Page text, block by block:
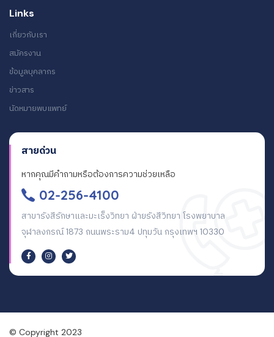
Links
เกี่ยวกับเรา
สมัครงาน
ข้อมูลบุคลากร
ข่าวสาร
นัดหมายพบแพทย์
สายด่วน
หากคุณมีคำถามหรือต้องการความช่วยเหลือ
02-256-4100
สาขารังสีรักษาและมะเร็งวิทยา ฝ่ายรังสีวิทยา โรงพยาบาล
จุฬาลงกรณ์ 1873 ถนนพระราม4 ปทุมวัน กรุงเทพฯ 10330
© Copyright 2023